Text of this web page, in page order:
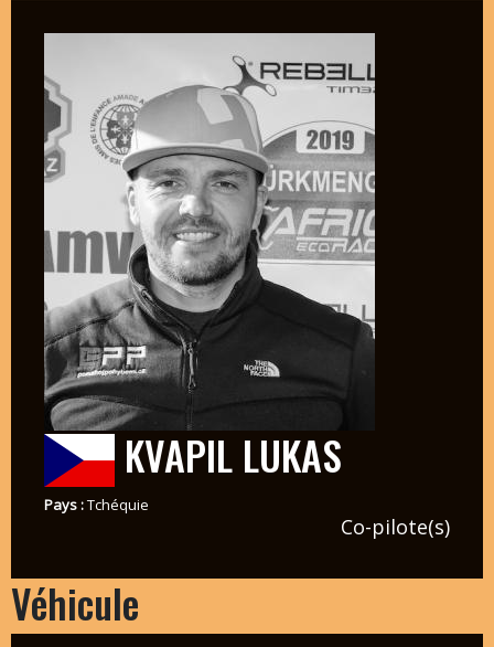
KVAPIL LUKAS
Pays :Tchéquie
Co-pilote(s)
Véhicule